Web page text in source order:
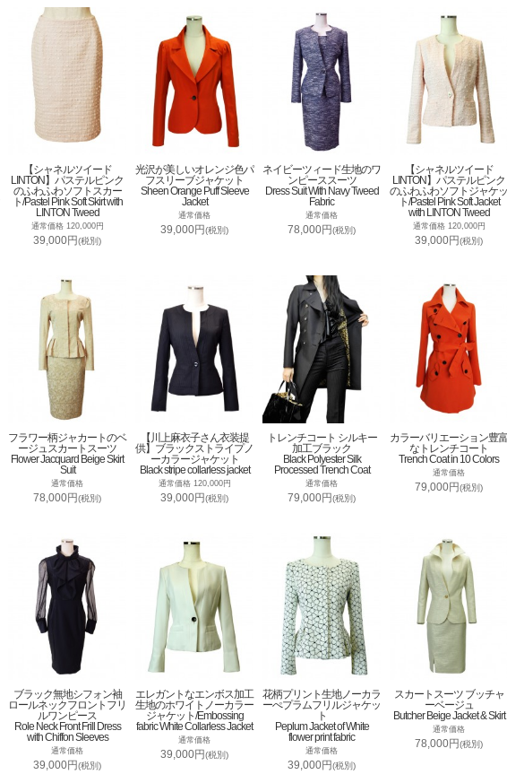
【シャネルツイード
LINTON】パステルピンク
のふわふわソフトスカー
ト/Pastel Pink Soft Skirt with
LINTON Tweed
通常価格 120,000円
39,000円(税別)
光沢が美しいオレンジ色パ
フスリーブジャケット
Sheen Orange Puff Sleeve
Jacket
通常価格
39,000円(税別)
ネイビーツィード生地のワ
ンピーススーツ
Dress Suit With Navy Tweed
Fabric
通常価格
78,000円(税別)
【シャネルツイード
LINTON】パステルピンク
のふわふわソフトジャケッ
ト/Pastel Pink Soft Jacket
with LINTON Tweed
通常価格 120,000円
39,000円(税別)
フラワー柄ジャカートのベ
ージュスカートスーツ
Flower Jacquard Beige Skirt
Suit
通常価格
78,000円(税別)
【川上麻衣子さん衣装提
供】ブラックストライプノ
ーカラージャケット
Black stripe collarless jacket
通常価格 120,000円
39,000円(税別)
トレンチコート シルキー
加工ブラック
Black Polyester Silk
Processed Trench Coat
通常価格
79,000円(税別)
カラーバリエーション豊富
なトレンチコート
Trench Coat in 10 Colors
通常価格
79,000円(税別)
ブラック無地シフォン袖
ロールネックフロントフリ
ルワンピース
Role Neck Front Frill Dress
with Chiffon Sleeves
通常価格
39,000円(税別)
エレガントなエンボス加工
生地のホワイトノーカラー
ジャケット/Embossing
fabric White Collarless Jacket
通常価格
39,000円(税別)
花柄プリント生地ノーカラ
ーぺプラムフリルジャケッ
ト
Peplum Jacket of White
flower print fabric
通常価格
39,000円(税別)
スカートスーツ ブッチャ
ーベージュ
Butcher Beige Jacket & Skirt
通常価格
78,000円(税別)